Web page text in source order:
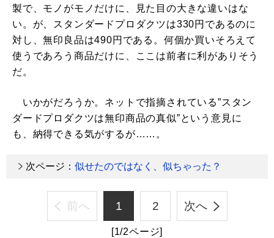
製で、モノがモノだけに、見た目の大きな違いはな
い。が、スタンダードプロダクツは330円であるのに
対し、無印良品は490円である。何個か買いそろえて
使うであろう商品だけに、ここは前者に利がありそう
だ。
いかがだろうか。ネットで指摘されている”スタン
ダードプロダクツは無印商品の真似”という意見に
も、納得できる気がするが……。
次ページ： 似せたのではなく、似ちゃった？
前へ 1 2 次へ
[1/2ページ]